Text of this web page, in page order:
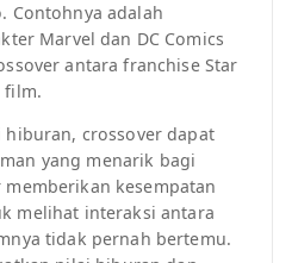
Contohnya adalah
Marvel dan DC Comics
antara franchise Star
film.
crossover dapat
yang menarik bagi
memberikan kesempatan
melihat interaksi antara
tidak pernah bertemu.